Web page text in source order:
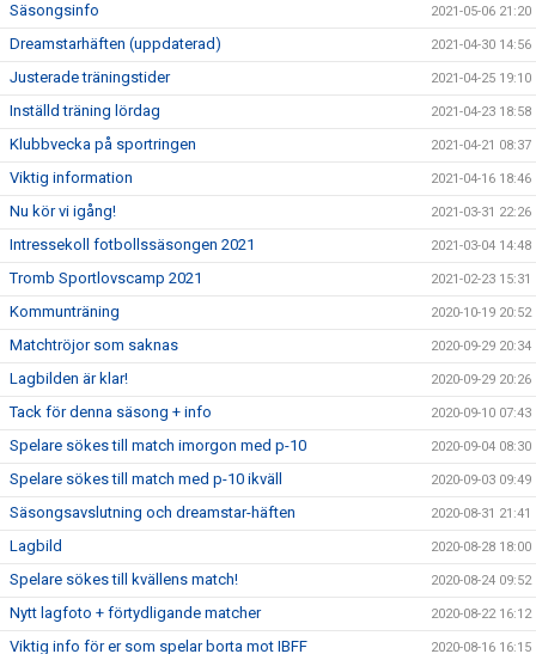
Säsongsinfo 2021-05-06 21:20
Dreamstarhäften (uppdaterad) 2021-04-30 14:56
Justerade träningstider 2021-04-25 19:10
Inställd träning lördag 2021-04-23 18:58
Klubbvecka på sportringen 2021-04-21 08:37
Viktig information 2021-04-16 18:46
Nu kör vi igång! 2021-03-31 22:26
Intressekoll fotbollssäsongen 2021 2021-03-04 14:48
Tromb Sportlovscamp 2021 2021-02-23 15:31
Kommunträning 2020-10-19 20:52
Matchtröjor som saknas 2020-09-29 20:34
Lagbilden är klar! 2020-09-29 20:26
Tack för denna säsong + info 2020-09-10 07:43
Spelare sökes till match imorgon med p-10 2020-09-04 08:30
Spelare sökes till match med p-10 ikväll 2020-09-03 09:49
Säsongsavslutning och dreamstar-häften 2020-08-31 21:41
Lagbild 2020-08-28 18:00
Spelare sökes till kvällens match! 2020-08-24 09:52
Nytt lagfoto + förtydligande matcher 2020-08-22 16:12
Viktig info för er som spelar borta mot IBFF 2020-08-16 16:15